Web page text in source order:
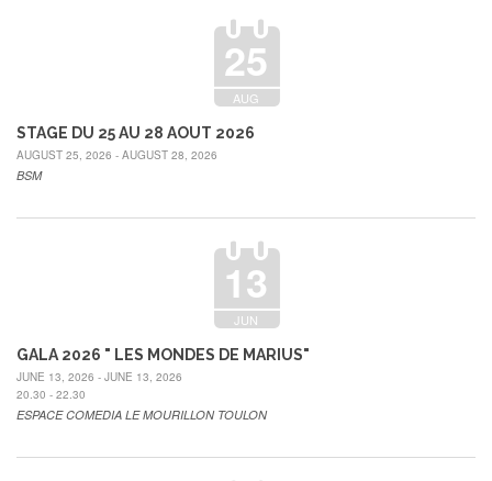
25
AUG
STAGE DU 25 AU 28 AOUT 2026
AUGUST 25, 2026 - AUGUST 28, 2026
BSM
13
JUN
GALA 2026 " LES MONDES DE MARIUS"
JUNE 13, 2026 - JUNE 13, 2026
20.30 - 22.30
ESPACE COMEDIA LE MOURILLON TOULON